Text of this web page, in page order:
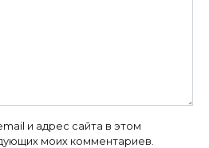
и адрес сайта в этом
моих комментариев.